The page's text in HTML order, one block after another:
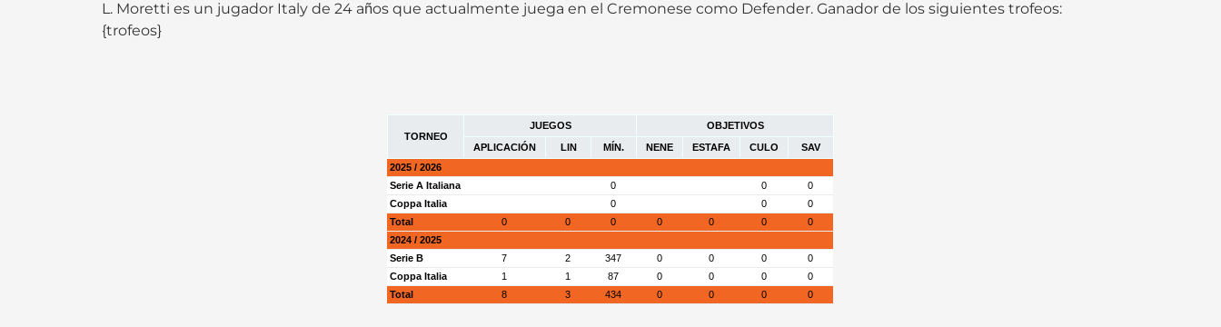
L. Moretti es un jugador Italy de 24 años que actualmente juega en el Cremonese como Defender. Ganador de los siguientes trofeos:
{trofeos}
TORNEO
JUEGOS
OBJETIVOS
APLICACIÓN
LIN MÍN. NENE ESTAFA CULO
SAV
2025 / 2026
Serie A Italiana
0 0
0
Coppa Italia
0 0
0
Total
0 0 0 0 0 0
0
2024 / 2025
Serie B
7 2 347 0 0 0
0
Coppa Italia
1 1 87 0 0 0
0
Total
8 3 434 0 0 0 0